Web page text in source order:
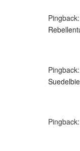
Pingback:
Pingback:
Pingback: